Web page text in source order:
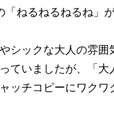
ねるねるねるね」が
シックな大人の雰囲
ていましたが、「大
ッチコピーにワクワ